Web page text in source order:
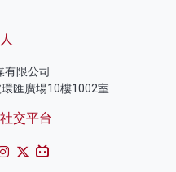
有限公司
匯廣場10樓1002室
交平台